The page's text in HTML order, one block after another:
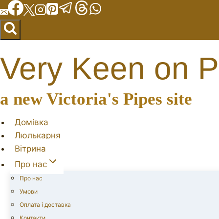
Перейти
до
вмісту
Very Keen on
a new Victoria's Pipes site
Домівка
Люлькарня
Вітрина
Про нас
Про нас
Умови
Оплата і доставка